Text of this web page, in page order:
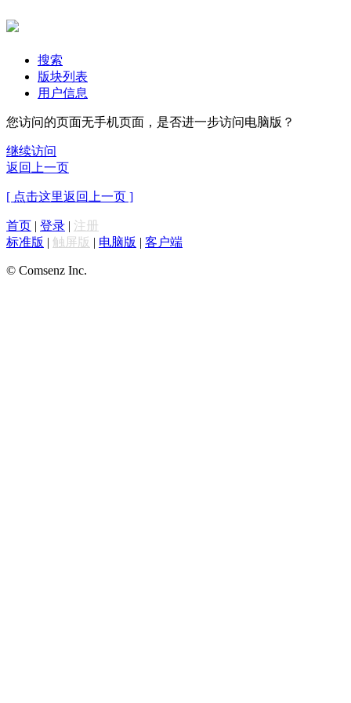
搜索
版块列表
用户信息
您访问的页面无手机页面，是否进一步访问电脑版？
继续访问
返回上一页
[ 点击这里返回上一页 ]
首页 | 登录 | 注册
标准版 | 触屏版 | 电脑版 | 客户端
© Comsenz Inc.